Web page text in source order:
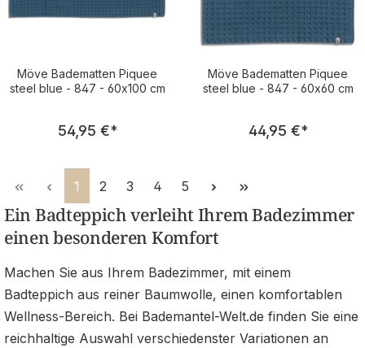
Möve Badematten Piquee
steel blue - 847 - 60x100 cm
Regulärer Preis:
54,95 €*
Möve Badematten Piquee
steel blue - 847 - 60x60 cm
Regulärer
44,95 €*
Seite
1 Seite
2 Seite
3 Seite
4 Seite
5
Ein Badteppich verleiht Ihrem Badezimmer
einen besonderen Komfort
Machen Sie aus Ihrem Badezimmer, mit einem
Badteppich aus reiner Baumwolle, einen komfortablen
Wellness-Bereich. Bei Bademantel-Welt.de finden Sie eine
reichhaltige Auswahl verschiedenster Variationen an